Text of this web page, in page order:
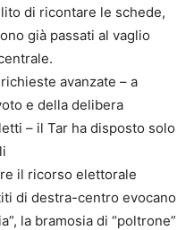
di ricontare le schede,
già passati al vaglio
avanzate – a
e della delibera
– il Tar ha disposto solo
il ricorso elettorale
di destra-centro evocano
la bramosia di “poltrone”